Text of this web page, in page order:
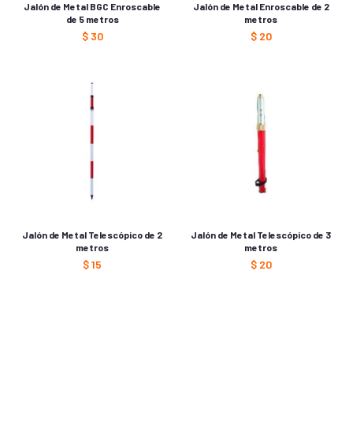
Jalón de Metal BGC Enroscable
de 5 metros
$30
Jalón de Metal Enroscable de 2
metros
$20
Jalón de Metal Telescópico de 2
metros
$15
Jalón de Metal Telescópico de 3
metros
$20